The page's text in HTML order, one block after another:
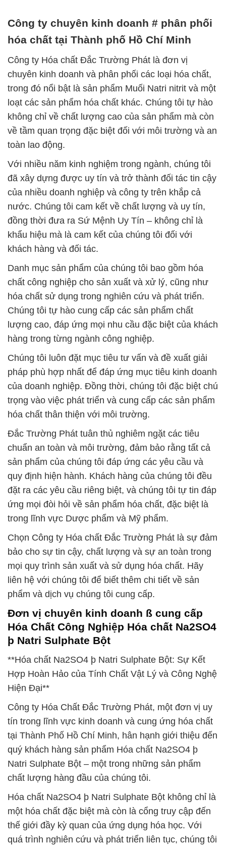
Công ty chuyên kinh doanh # phân phối
hóa chất tại Thành phố Hồ Chí Minh
Công ty Hóa chất Đắc Trường Phát là đơn vị
chuyên kinh doanh và phân phối các loại hóa chất,
trong đó nổi bật là sản phẩm Muối Natri nitrit và một
loạt các sản phẩm hóa chất khác. Chúng tôi tự hào
không chỉ về chất lượng cao của sản phẩm mà còn
về tầm quan trọng đặc biệt đối với môi trường và an
toàn lao động.
Với nhiều năm kinh nghiệm trong ngành, chúng tôi
đã xây dựng được uy tín và trở thành đối tác tin cậy
của nhiều doanh nghiệp và công ty trên khắp cả
nước. Chúng tôi cam kết về chất lượng và uy tín,
đồng thời đưa ra Sứ Mệnh Uy Tín – không chỉ là
khẩu hiệu mà là cam kết của chúng tôi đối với
khách hàng và đối tác.
Danh mục sản phẩm của chúng tôi bao gồm hóa
chất công nghiệp cho sản xuất và xử lý, cũng như
hóa chất sử dụng trong nghiên cứu và phát triển.
Chúng tôi tự hào cung cấp các sản phẩm chất
lượng cao, đáp ứng mọi nhu cầu đặc biệt của khách
hàng trong từng ngành công nghiệp.
Chúng tôi luôn đặt mục tiêu tư vấn và đề xuất giải
pháp phù hợp nhất để đáp ứng mục tiêu kinh doanh
của doanh nghiệp. Đồng thời, chúng tôi đặc biệt chú
trọng vào việc phát triển và cung cấp các sản phẩm
hóa chất thân thiện với môi trường.
Đắc Trường Phát tuân thủ nghiêm ngặt các tiêu
chuẩn an toàn và môi trường, đảm bảo rằng tất cả
sản phẩm của chúng tôi đáp ứng các yêu cầu và
quy định hiện hành. Khách hàng của chúng tôi đều
đặt ra các yêu cầu riêng biệt, và chúng tôi tự tin đáp
ứng mọi đòi hỏi về sản phẩm hóa chất, đặc biệt là
trong lĩnh vực Dược phẩm và Mỹ phẩm.
Chọn Công ty Hóa chất Đắc Trường Phát là sự đảm
bảo cho sự tin cậy, chất lượng và sự an toàn trong
mọi quy trình sản xuất và sử dụng hóa chất. Hãy
liên hệ với chúng tôi để biết thêm chi tiết về sản
phẩm và dịch vụ chúng tôi cung cấp.
Đơn vị chuyên kinh doanh ß cung cấp
Hóa Chất Công Nghiệp Hóa chất Na2SO4
þ Natri Sulphate Bột
**Hóa chất Na2SO4 þ Natri Sulphate Bột: Sự Kết
Hợp Hoàn Hảo của Tính Chất Vật Lý và Công Nghệ
Hiện Đại**
Công ty Hóa Chất Đắc Trường Phát, một đơn vị uy
tín trong lĩnh vực kinh doanh và cung ứng hóa chất
tại Thành Phố Hồ Chí Minh, hân hạnh giới thiệu đến
quý khách hàng sản phẩm Hóa chất Na2SO4 þ
Natri Sulphate Bột – một trong những sản phẩm
chất lượng hàng đầu của chúng tôi.
Hóa chất Na2SO4 þ Natri Sulphate Bột không chỉ là
một hóa chất đặc biệt mà còn là cổng truy cập đến
thế giới đầy kỳ quan của ứng dụng hóa học. Với
quá trình nghiên cứu và phát triển liên tục, chúng tôi